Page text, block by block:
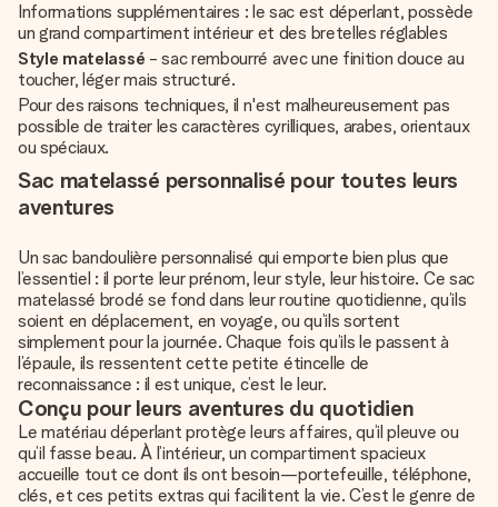
Informations supplémentaires : le sac est déperlant, possède
un grand compartiment intérieur et des bretelles réglables
Style matelassé - sac rembourré avec une finition douce au
toucher, léger mais structuré.
Pour des raisons techniques, il n'est malheureusement pas
possible de traiter les caractères cyrilliques, arabes, orientaux
ou spéciaux.
Sac matelassé personnalisé pour toutes leurs
aventures
Un sac bandoulière personnalisé qui emporte bien plus que
l’essentiel : il porte leur prénom, leur style, leur histoire. Ce sac
matelassé brodé se fond dans leur routine quotidienne, qu’ils
soient en déplacement, en voyage, ou qu’ils sortent
simplement pour la journée. Chaque fois qu’ils le passent à
l’épaule, ils ressentent cette petite étincelle de
reconnaissance : il est unique, c’est le leur.
Conçu pour leurs aventures du quotidien
Le matériau déperlant protège leurs affaires, qu’il pleuve ou
qu’il fasse beau. À l’intérieur, un compartiment spacieux
accueille tout ce dont ils ont besoin—portefeuille, téléphone,
clés, et ces petits extras qui facilitent la vie. C’est le genre de